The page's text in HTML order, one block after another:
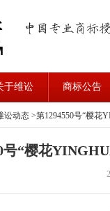
于维讼 商标公告
讼动态 >第1294550号“樱花
号“樱花